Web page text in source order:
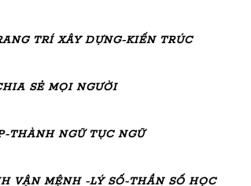
TRÍ XÂY DỰNG-KIẾN TRÚC
SẺ MỌI NGƯỜI
THÀNH NGỮ TỤC NGỮ
VẬN MỆNH -LÝ SỐ-THẦN SỐ HỌC